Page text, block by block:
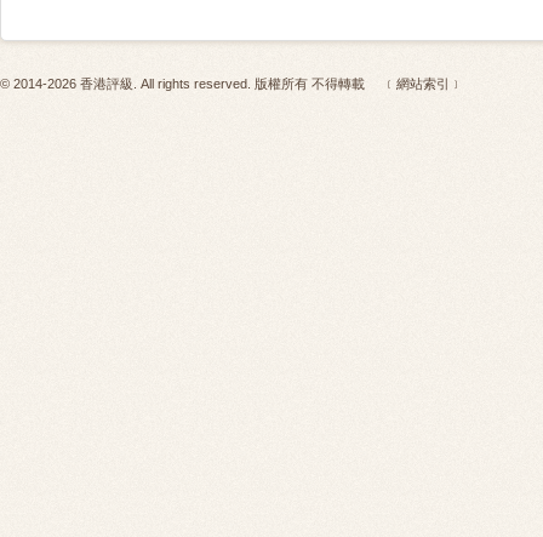
© 2014-2026 香港評級. All rights reserved. 版權所有 不得轉載 ﹝網站索引﹞